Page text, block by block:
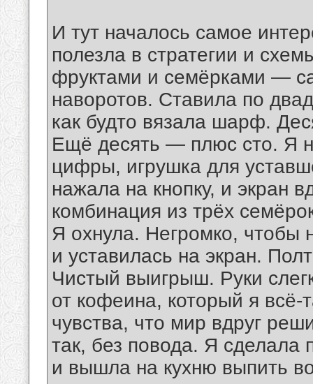
И тут началось самое
полезла в стратегии и
фруктами и семёрками —
наворотов. Ставила по
как будто вязала шарф.
Ещё десять — плюс сто. Я
цифры, игрушка для
нажала на кнопку, и экран
комбинация из трёх
Я охнула. Негромко, чтобы
и уставилась на экран.
Чистый выигрыш. Руки
от кофеина, который я всё-
чувства, что мир вдруг
так, без повода. Я сделала
и вышла на кухню выпить